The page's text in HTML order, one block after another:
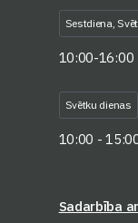
Sestdiena,
10:00-16:00
Svētku dienas
10:00 -
Sadarbība